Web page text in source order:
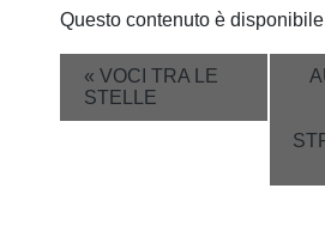
Questo contenuto è
Event
Navigation
« VOCI TRA LE
STELLE